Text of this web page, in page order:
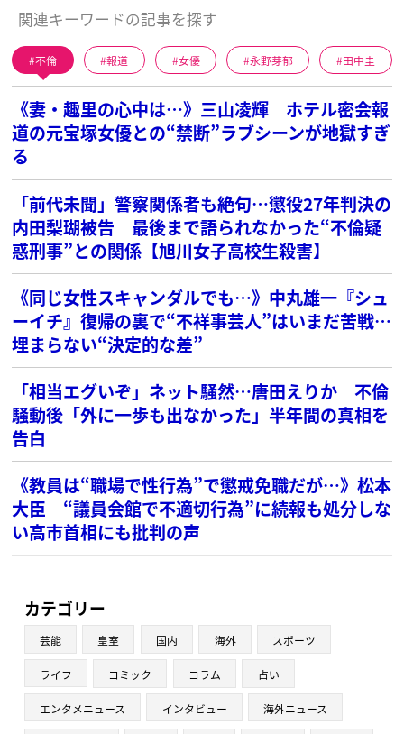
関連キーワードの記事を探す
不倫 報道 女優 永野芽郁 田中圭
《妻・趣里の心中は…》三山凌輝 ホテル密会報
道の元宝塚女優との“禁断”ラブシーンが地獄すぎ
る
「前代未聞」警察関係者も絶句…懲役27年判決の
内田梨瑚被告 最後まで語られなかった“不倫疑
惑刑事”との関係【旭川女子高校生殺害】
《同じ女性スキャンダルでも…》中丸雄一『シュ
ーイチ』復帰の裏で“不祥事芸人”はいまだ苦戦…
埋まらない“決定的な差”
「相当エグいぞ」ネット騒然…唐田えりか 不倫
騒動後「外に一歩も出なかった」半年間の真相を
告白
《教員は“職場で性行為”で懲戒免職だが…》松本
大臣 “議員会館で不適切行為”に続報も処分しな
い高市首相にも批判の声
カテゴリー
芸能 皇室 国内 海外 スポーツ
ライフ コミック コラム 占い
エンタメニュース インタビュー 海外ニュース